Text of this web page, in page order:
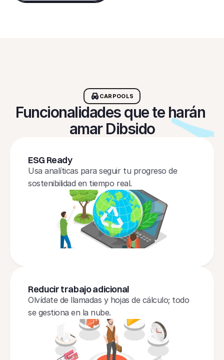
CARPOOLS
Funcionalidades que te harán
amar Dibsido
ESG Ready
Usa analíticas para seguir tu progreso de
sostenibilidad en tiempo real.
Reducir trabajo adicional
Olvídate de llamadas y hojas de cálculo; todo
se gestiona en la nube.